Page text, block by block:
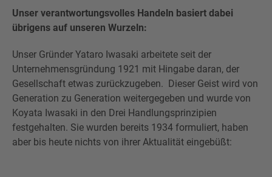
Unser verantwortungsvolles Handeln basiert dabei
übrigens auf unseren Wurzeln:
Unser Gründer Yataro Iwasaki arbeitete seit der
Unternehmensgründung 1921 mit Hingabe daran, der
Gesellschaft etwas zurückzugeben. Dieser Geist wird von
Generation zu Generation weitergegeben und wurde von
Koyata Iwasaki in den Drei Handlungsprinzipien
festgehalten. Sie wurden bereits 1934 formuliert, haben
aber bis heute nichts von ihrer Aktualität eingebüßt: